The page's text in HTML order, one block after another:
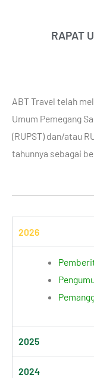
RAPAT
ABT Travel telah
Umum Pemegang
(RUPST) dan/atau
tahunnya sebagai
2026
2025
2024